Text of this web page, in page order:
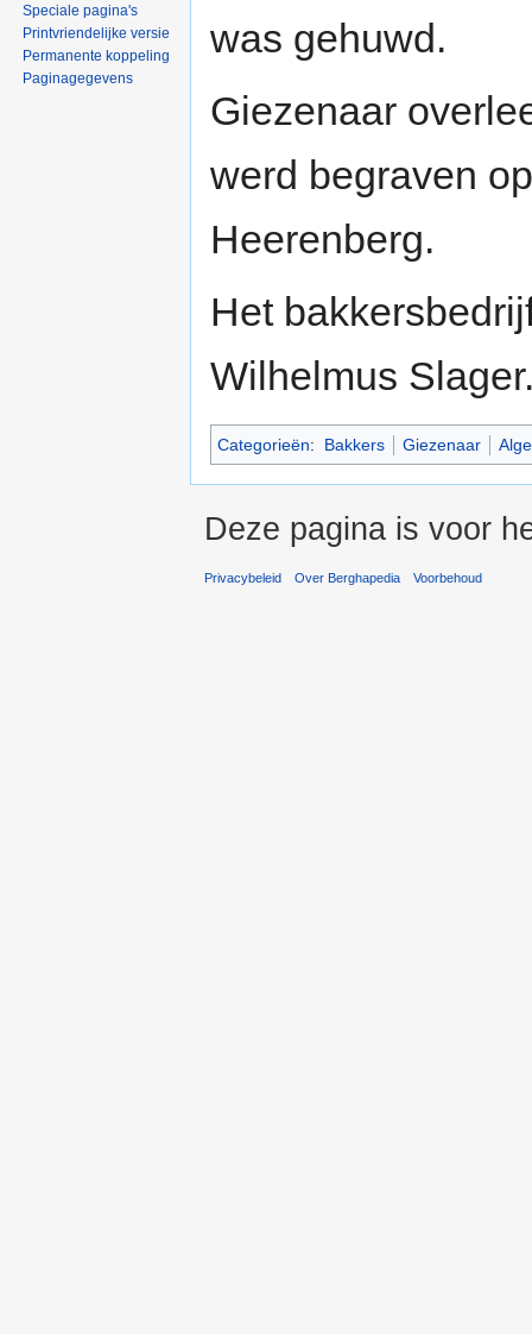
was gehuwd.
Giezenaar
werd begraven
Heerenberg.
Het
Wilhelmus
Categorieën: Bakkers Giezenaar
Speciale pagina's
Printvriendelijke versie
Permanente koppeling
Paginagegevens
Deze pagina is voor
Privacybeleid Over Berghapedia Voorbehoud